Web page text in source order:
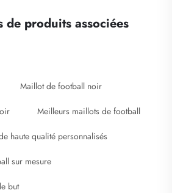
de produits associées
Maillot de football noir
Meilleurs maillots de football
haute qualité personnalisés
sur mesure
but